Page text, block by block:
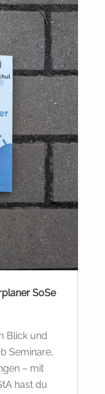
SoSe
Blick und
Seminare,
– mit
hast du